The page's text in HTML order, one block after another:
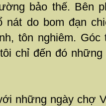
bảo thế. Bên
nát do bom đạn
tôn nghiêm. Góc
chỉ đến đó
những ngày chợ